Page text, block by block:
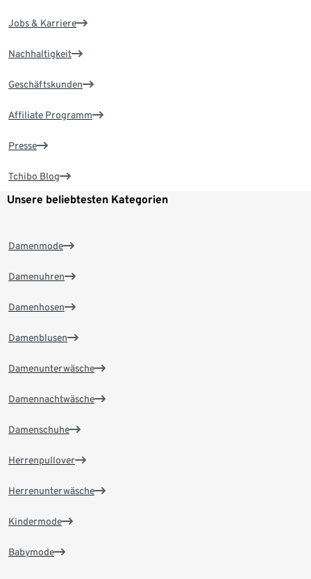
Jobs & Karriere
Nachhaltigkeit
Geschäftskunden
Affiliate Programm
Presse
Tchibo Blog
Unsere beliebtesten Kategorien
Damenmode
Damenuhren
Damenhosen
Damenblusen
Damenunterwäsche
Damennachtwäsche
Damenschuhe
Herrenpullover
Herrenunterwäsche
Kindermode
Babymode